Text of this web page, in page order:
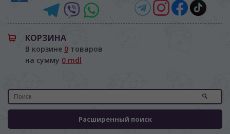
КОРЗИНА
В корзине 0 товаров
на сумму 0 mdl
Расширенный поиск